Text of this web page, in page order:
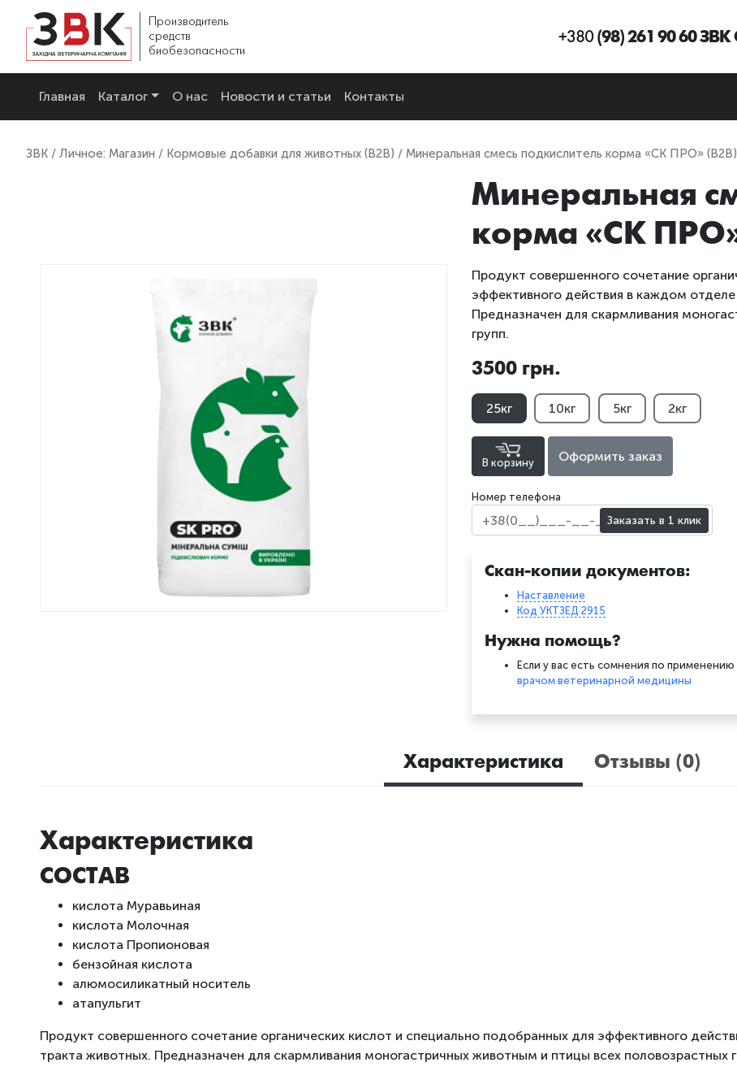
Производитель
средств
биобезопасности
+380(98) 261 90 60
Главная Каталог О нас Новости и статьи Контакты
ЗВК / Личное: Магазин / Кормовые добавки для животных (B2B) / Минеральная смесь подкислитель корма «СК ПРО» (B2B)
Минеральная
корма «СК
Продукт совершенного сочетание
эффективного действия в каждом
Предназначен для скармливания
групп.
3500 грн.
25кг 10кг 5кг 2кг
В корзину Оформить заказ
Номер телефона
Заказать в 1 клик
Скан-копии документов:
Наставление
Код УКТЗЕД 2915
Нужна помощь?
Если у вас есть сомнения по
врачом ветеринарной медицины
Характеристика Отзывы (0)
Характеристика
СОСТАВ
кислота Муравьиная
кислота Молочная
кислота Пропионовая
бензойная кислота
алюмосиликатный носитель
атапульгит
Продукт совершенного сочетание органических кислот и специально подобранных для эффективного
тракта животных. Предназначен для скармливания моногастричных животным и птицы всех половозрастных